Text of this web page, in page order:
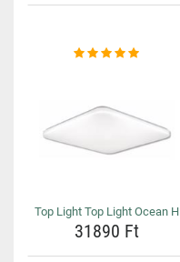
Top Light Top Light Ocean H
31890 Ft